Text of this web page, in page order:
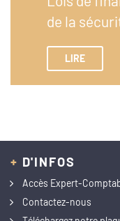
de la
LIRE
+ D'INFOS
Accès Expert-
Contactez-nous